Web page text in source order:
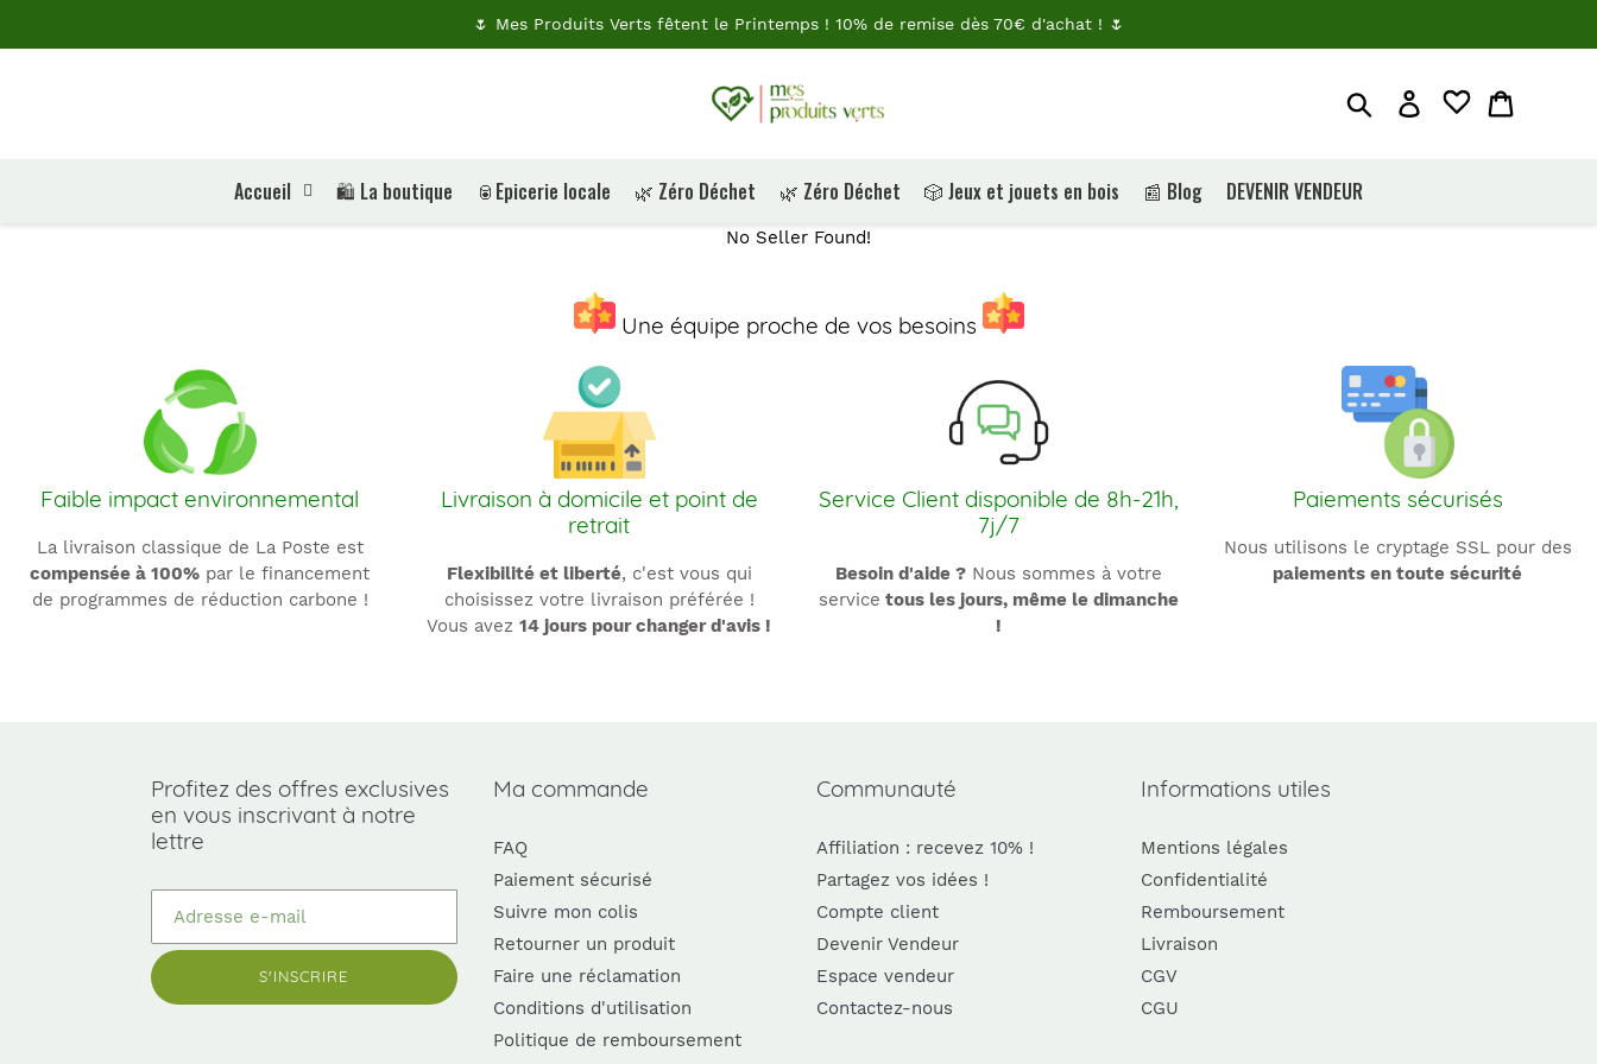
🌷 Mes Produits Verts fêtent le Printemps ! 10% de remise dès 70€ d'achat ! 🌷
RechercherJe me connecte
Accueil 🛍️ La boutique 🥫Epicerie locale 🌿 Zéro Déchet 🌿 Zéro Déchet 🎲 Jeux et jouets en bois 📰 Blog DEVENIR VENDEUR
No Seller Found!
Une équipe proche de vos besoins
Faible impact environnemental
La livraison classique de La Poste est
compensée à 100% par le financement
de programmes de réduction carbone !
Livraison à domicile et point de
retrait
Flexibilité et liberté, c'est vous qui
choisissez votre livraison préférée !
Vous avez 14 jours pour changer d'avis !
Service Client disponible de 8h-21h,
7j/7
Besoin d'aide ?Nous sommes à votre
service tous les jours, même le dimanche
!
Paiements sécurisés
Nous utilisons le cryptage SSL pour des
paiements en toute sécurité
Profitez des offres exclusives
en vous inscrivant à notre
lettre
S'INSCRIRE
Ma commande
FAQ
Paiement sécurisé
Suivre mon colis
Retourner un produit
Faire une réclamation
Conditions d'utilisation
Politique de remboursement
Communauté
Affiliation : recevez 10% !
Partagez vos idées !
Compte client
Devenir Vendeur
Espace vendeur
Contactez-nous
Informations utiles
Mentions légales
Confidentialité
Remboursement
Livraison
CGV
CGU